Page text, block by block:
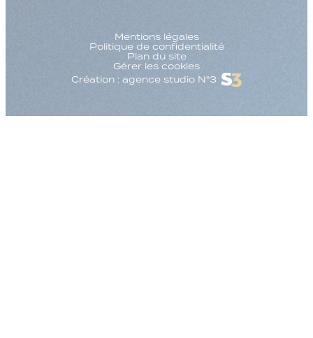
Mentions légales
Politique de confidentialité
Plan du site
Gérer les cookies
Création : agence studio N°3